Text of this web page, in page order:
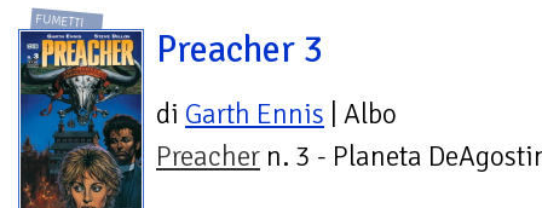
FUMETTI
Preacher 3
di Garth Ennis | Albo
Preacher n. 3 - Planeta